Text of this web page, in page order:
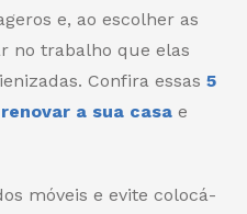
e, ao escolher as
no trabalho que elas
Confira essas 5
a sua casa e
móveis e evite colocá-